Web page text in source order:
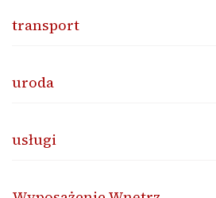
transport
uroda
usługi